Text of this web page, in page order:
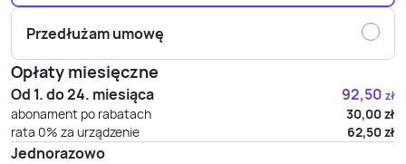
Przedłużam umowę
Opłaty miesięczne
Od 1. do 24. miesiąca 92,50 zł
abonament po rabatach 30,00zł
rata 0% za urządzenie
62,50zł
Jednorazowo